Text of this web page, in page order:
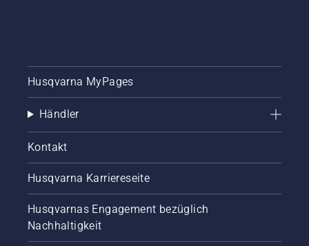
Husqvarna MyPages
Händler
Kontakt
Husqvarna Karriereseite
Husqvarnas Engagement bezüglich
Nachhaltigkeit